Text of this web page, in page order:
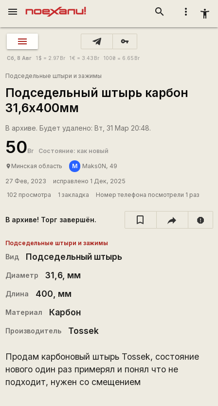
more_vert accessibility_new
search
menu
vpn_key
Сб, 8 Авг 1 $ = 2.97 Br 1€ = 3.43 Br 100₴ = 6.65 Br
Подседельные штыри и зажимы
Подседельный штырь карбон
31,6х400мм
В архиве. Будет удалено: Вт, 31 Мар 20:48.
50Br Состояние: как новый
place Минская область М Maks0N, 49
27 Фев, 2023
исправлено 1 Дек, 2025
102 просмотра
1 закладка Номер телефона посмотрели 1 раз
В архиве! Торг завершён. report
Подседельные штыри и зажимы
Вид Подседельный штырь
Диаметр 31,6, мм
Длина 400 , мм
Материал Карбон
Производитель Tossek
Продам карбоновый штырь Tossek, состояние
нового один раз примерял и понял что не
подходит, нужен со смещением